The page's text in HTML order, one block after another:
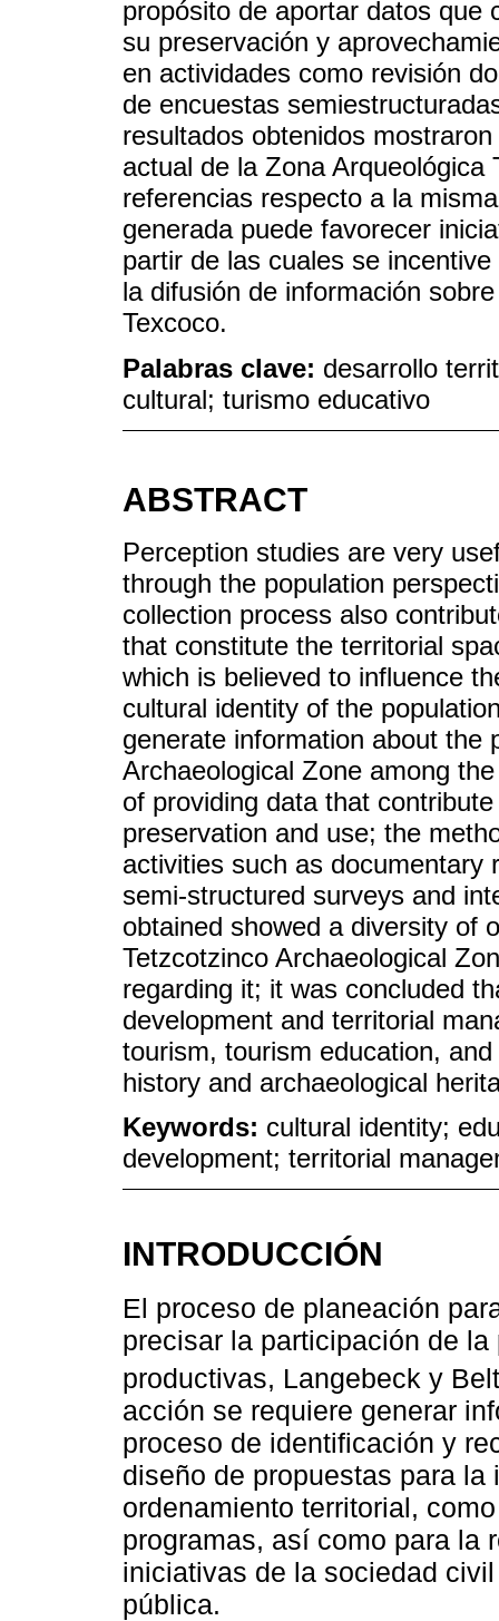
propósito de aportar datos que
su preservación y
en actividades como revisión
de encuestas
resultados obtenidos
actual de la Zona
referencias respecto a la
generada puede favorecer
partir de las cuales se
la difusión de información
Texcoco.
Palabras clave: desarrollo
cultural; turismo educativo
ABSTRACT
Perception studies are very
through the population
collection process also
that constitute the territorial
which is believed to influence
cultural identity of the
generate information about the
Archaeological Zone among
of providing data that
preservation and use; the
activities such as documentary
semi-structured surveys and
obtained showed a diversity of
Tetzcotzinco Archaeological
regarding it; it was concluded
development and territorial
tourism, tourism education,
history and archaeological
Keywords: cultural identity;
development; territorial
INTRODUCCIÓN
El proceso de planeación
precisar la participación de
productivas, Langebeck y
acción se requiere generar
proceso de identificación y
diseño de propuestas para
ordenamiento territorial,
programas, así como para la
iniciativas de la sociedad
pública.